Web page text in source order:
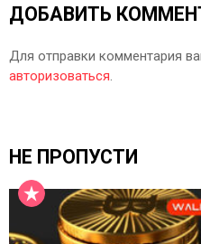
ДОБАВИТЬ
Для отправки комментария
авторизоваться
НЕ ПРОПУСТИ